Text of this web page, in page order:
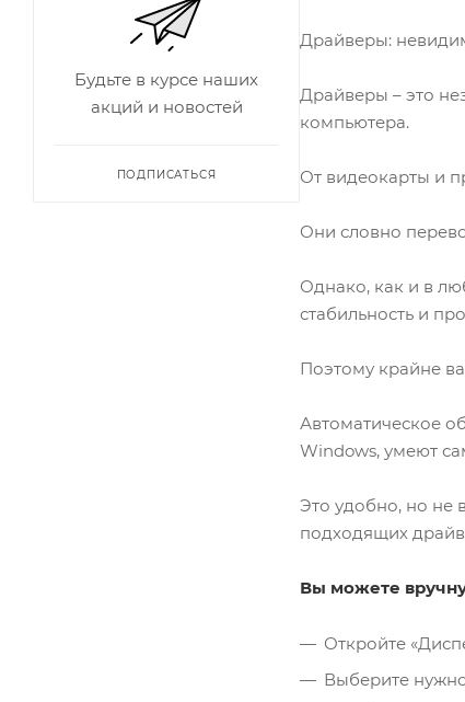
Драйверы:
Драйверы – это
компьютера.
От видеокарты и
Они словно
Однако, как и в
стабильность и
Поэтому крайне
Автоматическое
Windows, умеют
Это удобно, но не
подходящих
Вы можете
Откройте
Выберите
Будьте в курсе наших
акций и новостей
ПОДПИСАТЬСЯ